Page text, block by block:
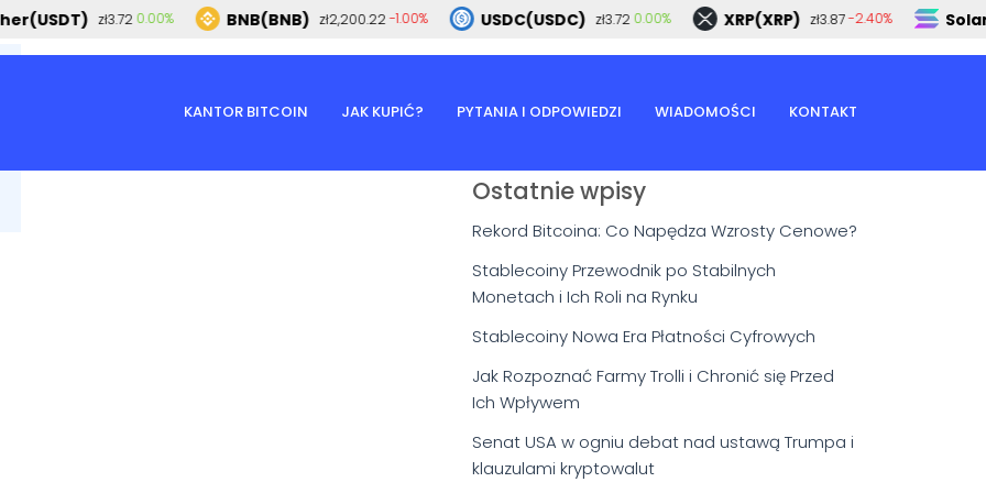
KANTOR BITCOIN JAK KUPIĆ? PYTANIA I ODPOWIEDZI WIADOMOŚCI KONTAKT
Ostatnie wpisy
Rekord Bitcoina: Co Napędza Wzrosty Cenowe?
Stablecoiny Przewodnik po Stabilnych
Monetach i Ich Roli na Rynku
Stablecoiny Nowa Era Płatności Cyfrowych
Jak Rozpoznać Farmy Trolli i Chronić się Przed
Ich Wpływem
Senat USA w ogniu debat nad ustawą Trumpa i
klauzulami kryptowalut
zł3.720.00% BNB(BNB) zł2,200.22-1.00% USDC(USDC) zł3.720.00% XRP(XRP) zł3.87-2.40%